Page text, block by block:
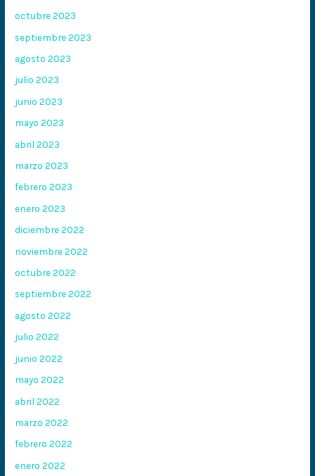
octubre 2023
septiembre 2023
agosto 2023
julio 2023
junio 2023
mayo 2023
abril 2023
marzo 2023
febrero 2023
enero 2023
diciembre 2022
noviembre 2022
octubre 2022
septiembre 2022
agosto 2022
julio 2022
junio 2022
mayo 2022
abril 2022
marzo 2022
febrero 2022
enero 2022